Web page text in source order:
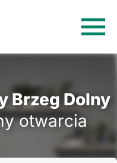
Brzeg Dolny
otwarcia